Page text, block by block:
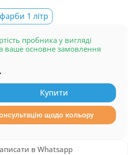
1 літр
пробника у вигляді
ваше основне замовлення
Купити
щодо кольору
в Whatsapp